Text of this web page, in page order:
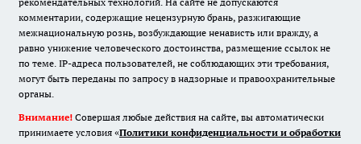
комментарии, содержащие нецензурную брань, разжигающие
межнациональную рознь, возбуждающие ненависть или вражду, а
равно унижение человеческого достоинства, размещение ссылок не
по теме. IP-адреса пользователей, не соблюдающих эти требования,
могут быть переданы по запросу в надзорные и правоохранительные
органы.
Внимание! Совершая любые действия на сайте, вы автоматически
принимаете условия «Политики конфиденциальности и обработки